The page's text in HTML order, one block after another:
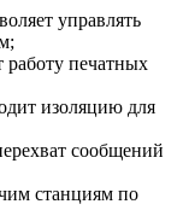
управлять
печатных
изоляцию для
сообщений
станциям по